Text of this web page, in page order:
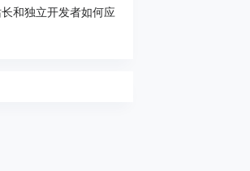
长和独立开发者如何应